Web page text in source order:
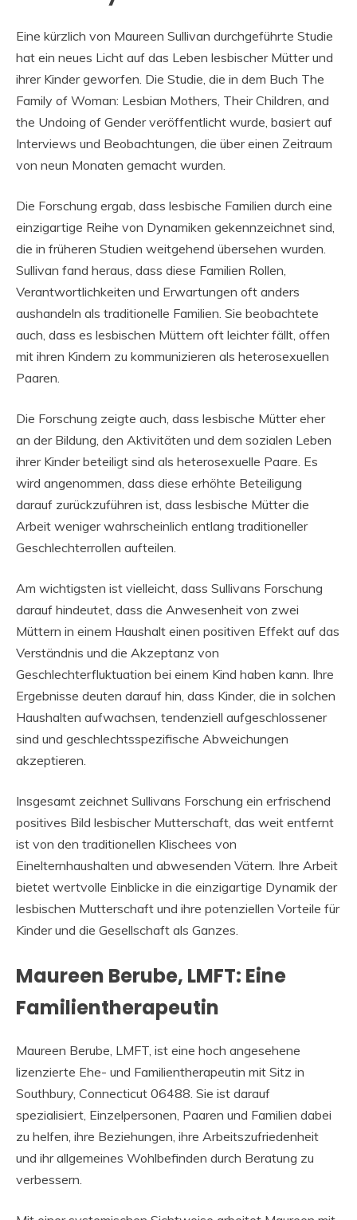
Eine kürzlich von Maureen Sullivan durchgeführte Studie
hat ein neues Licht auf das Leben lesbischer Mütter und
ihrer Kinder geworfen. Die Studie, die in dem Buch The
Family of Woman: Lesbian Mothers, Their Children, and
the Undoing of Gender veröffentlicht wurde, basiert auf
Interviews und Beobachtungen, die über einen Zeitraum
von neun Monaten gemacht wurden.
Die Forschung ergab, dass lesbische Familien durch eine
einzigartige Reihe von Dynamiken gekennzeichnet sind,
die in früheren Studien weitgehend übersehen wurden.
Sullivan fand heraus, dass diese Familien Rollen,
Verantwortlichkeiten und Erwartungen oft anders
aushandeln als traditionelle Familien. Sie beobachtete
auch, dass es lesbischen Müttern oft leichter fällt, offen
mit ihren Kindern zu kommunizieren als heterosexuellen
Paaren.
Die Forschung zeigte auch, dass lesbische Mütter eher
an der Bildung, den Aktivitäten und dem sozialen Leben
ihrer Kinder beteiligt sind als heterosexuelle Paare. Es
wird angenommen, dass diese erhöhte Beteiligung
darauf zurückzuführen ist, dass lesbische Mütter die
Arbeit weniger wahrscheinlich entlang traditioneller
Geschlechterrollen aufteilen.
Am wichtigsten ist vielleicht, dass Sullivans Forschung
darauf hindeutet, dass die Anwesenheit von zwei
Müttern in einem Haushalt einen positiven Effekt auf das
Verständnis und die Akzeptanz von
Geschlechterfluktuation bei einem Kind haben kann. Ihre
Ergebnisse deuten darauf hin, dass Kinder, die in solchen
Haushalten aufwachsen, tendenziell aufgeschlossener
sind und geschlechtsspezifische Abweichungen
akzeptieren.
Insgesamt zeichnet Sullivans Forschung ein erfrischend
positives Bild lesbischer Mutterschaft, das weit entfernt
ist von den traditionellen Klischees von
Einelternhaushalten und abwesenden Vätern. Ihre Arbeit
bietet wertvolle Einblicke in die einzigartige Dynamik der
lesbischen Mutterschaft und ihre potenziellen Vorteile für
Kinder und die Gesellschaft als Ganzes.
Maureen Berube, LMFT: Eine
Familientherapeutin
Maureen Berube, LMFT, ist eine hoch angesehene
lizenzierte Ehe- und Familientherapeutin mit Sitz in
Southbury, Connecticut 06488. Sie ist darauf
spezialisiert, Einzelpersonen, Paaren und Familien dabei
zu helfen, ihre Beziehungen, ihre Arbeitszufriedenheit
und ihr allgemeines Wohlbefinden durch Beratung zu
verbessern.